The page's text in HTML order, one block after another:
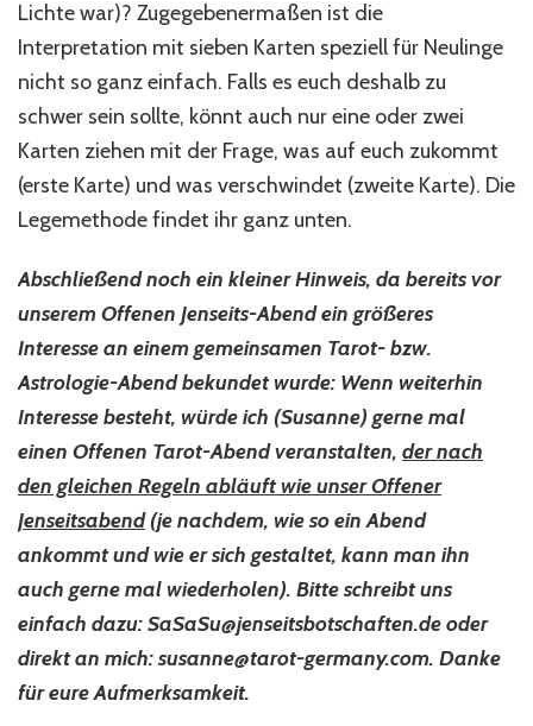
Lichte war)? Zugegebenermaßen ist die
Interpretation mit sieben Karten speziell für Neulinge
nicht so ganz einfach. Falls es euch deshalb zu
schwer sein sollte, könnt auch nur eine oder zwei
Karten ziehen mit der Frage, was auf euch zukommt
(erste Karte) und was verschwindet (zweite Karte). Die
Legemethode findet ihr ganz unten.
Abschließend noch ein kleiner Hinweis, da bereits vor
unserem Offenen Jenseits-Abend ein größeres
Interesse an einem gemeinsamen Tarot- bzw.
Astrologie-Abend bekundet wurde: Wenn weiterhin
Interesse besteht, würde ich (Susanne) gerne mal
einen Offenen Tarot-Abend veranstalten, der nach
den gleichen Regeln abläuft wie unser Offener
Jenseitsabend(je nachdem, wie so ein Abend
ankommt und wie er sich gestaltet, kann man ihn
auch gerne mal wiederholen). Bitte schreibt uns
einfach dazu: SaSaSu@jenseitsbotschaften.de oder
direkt an mich: susanne@tarot-germany.com. Danke
für eure Aufmerksamkeit.